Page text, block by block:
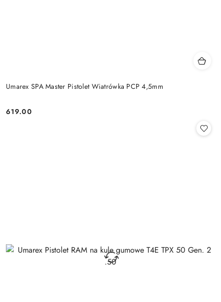
Umarex SPA Master Pistolet Wiatrówka PCP 4,5mm
Cena:
619.00